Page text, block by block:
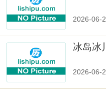
2026-06-
冰岛冰
2026-06-